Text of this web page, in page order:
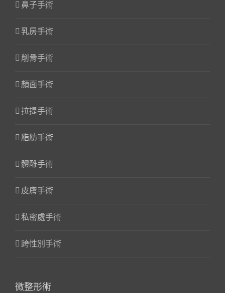
鼻子手術
乳房手術
削骨手術
顏面手術
拉提手術
脂肪手術
體雕手術
皮膚手術
私密處手術
跨性別手術
微整形術